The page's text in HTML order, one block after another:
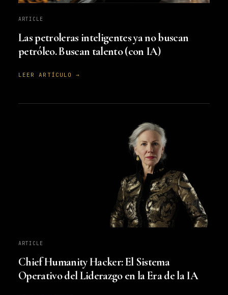
ARTICLE
Las petroleras inteligentes ya no buscan
petróleo. Buscan talento (con IA)
LEER ARTÍCULO →
ARTICLE
Chief Humanity Hacker: El Sistema
Operativo del Liderazgo en la Era de la IA